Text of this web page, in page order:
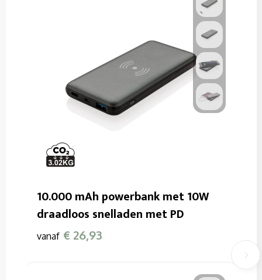
10.000 mAh powerbank met 10W
draadloos snelladen met PD
vanaf € 26,93